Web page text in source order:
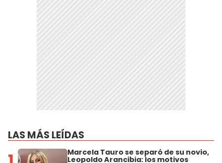
LAS MÁS LEÍDAS
Marcela Tauro se separó de su novio,
Leopoldo Arancibia: los motivos